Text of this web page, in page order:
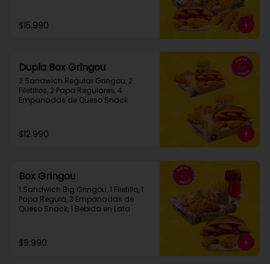
$15.990
Dupla Box Gringou
2 Sandwich Regular Gringou, 2
Filetillos, 2 Papa Regulares, 4
Empanadas de Queso Snack
$12.990
Box Gringou
1 Sandwich Big Gringou, 1 Filetillo, 1
Papa Regula, 3 Empanadas de
Queso Snack, 1 Bebida en Lata
$9.990